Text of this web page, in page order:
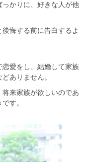
かりに、好きな人が他
後悔する前に告白するよ
愛をし、結婚して家族
ありません。
来家族が欲しいのであ
す。